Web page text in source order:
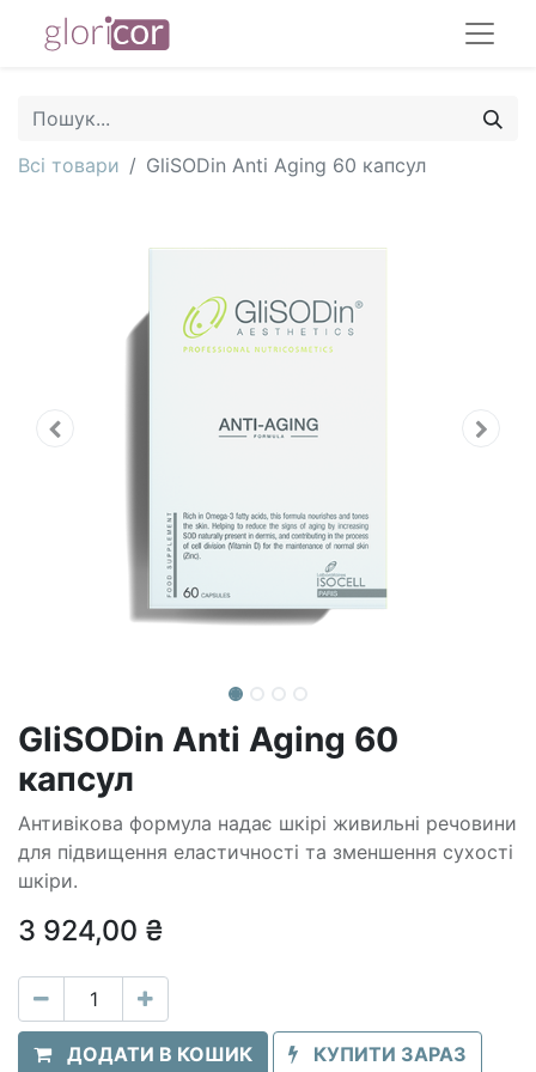
Всі товари GliSODin Anti Aging 60 капсул
GliSODin Anti Aging 60
капсул
Антивікова формула надає шкірі живильні речовини
для підвищення еластичності та зменшення сухості
шкіри.
3 924,00 ₴
ДОДАТИ В КОШИК КУПИТИ ЗАРАЗ